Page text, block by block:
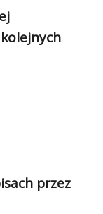
przez